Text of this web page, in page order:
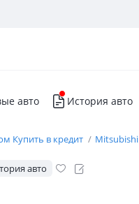
авто История авто
Купить в кредит Mitsubishi
авто